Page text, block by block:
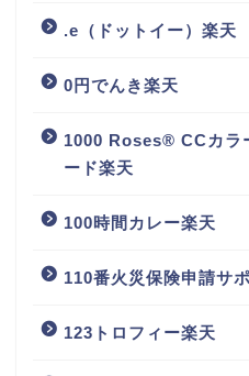
.e（ドットイー）楽天
0円でんき楽天
1000 Roses® CCカラ
ード楽天
100時間カレー楽天
110番火災保険申請サ
123トロフィー楽天